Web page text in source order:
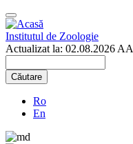
Mergi
la
conţinutul
principal
Toggle
navigation
Institutul de Zoologie
Actualizat la: 02.08.2026 AA
Căutare
Ro
En